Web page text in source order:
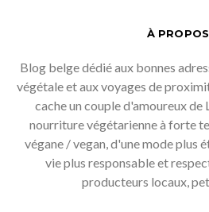
À PROPOS
Blog belge dédié aux bonnes
végétale et aux voyages de
cache un couple d'amoureux de
nourriture végétarienne à forte
végane / vegan, d'une mode plus
vie plus responsable et
producteurs locaux,